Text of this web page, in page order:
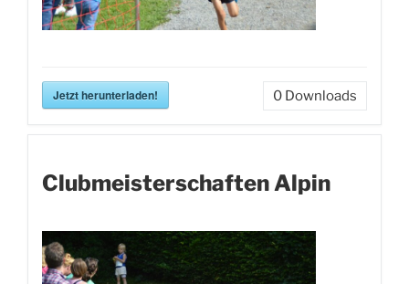
Jetzt herunterladen! 0 Downloads
Clubmeisterschaften Alpin